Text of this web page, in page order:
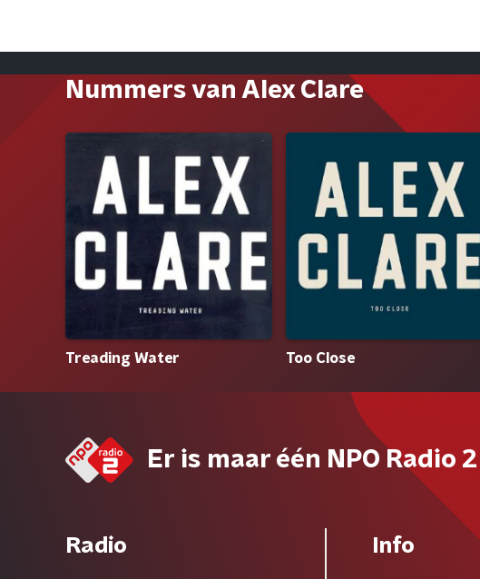
Nummers van Alex Clare
Treading Water Too Close
Er is maar één NPO Radio 2
Radio Info